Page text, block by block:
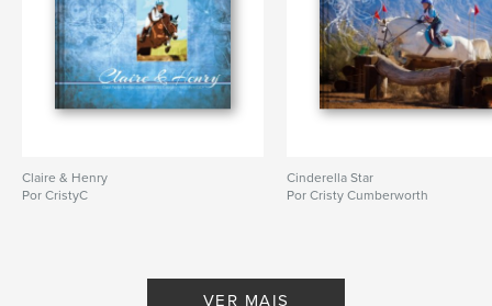
Claire & Henry
Por CristyC
Cinderella Star
Por Cristy Cumberworth
VER MAIS